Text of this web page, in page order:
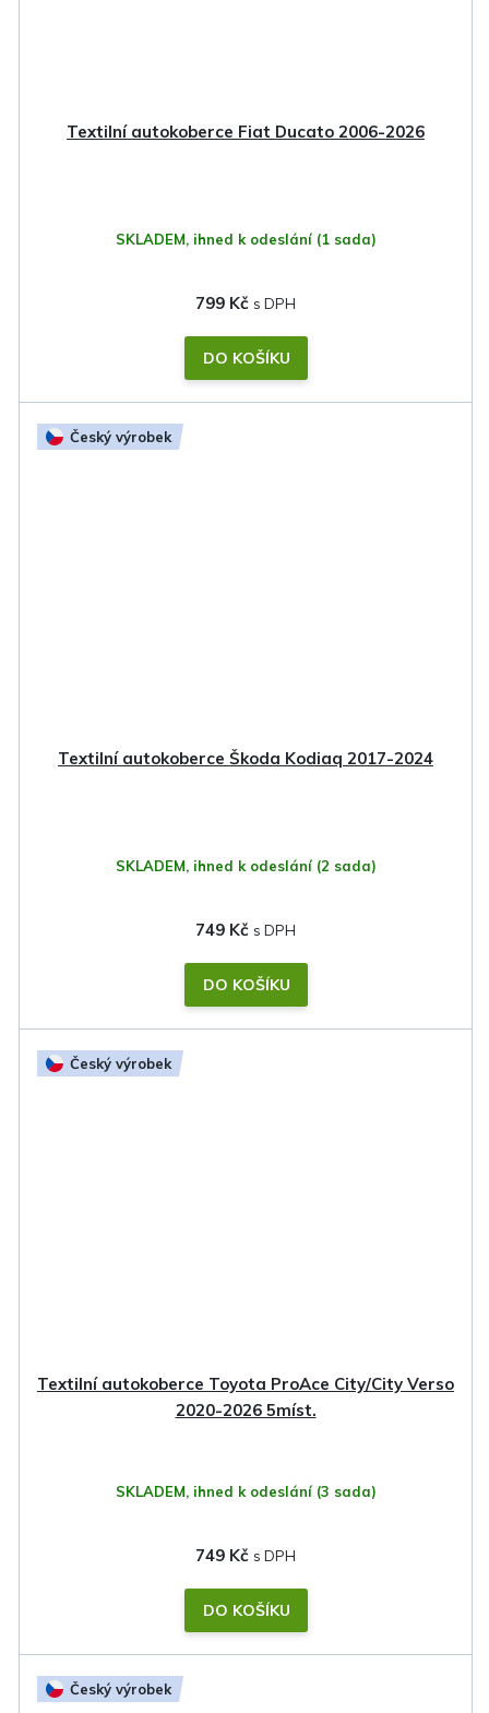
Textilní autokoberce Fiat Ducato 2006-2026
SKLADEM, ihned k odeslání (1 sada)
799 Kč
DO KOŠÍKU
Český výrobek
Textilní autokoberce Škoda Kodiaq 2017-2024
SKLADEM, ihned k odeslání (2 sada)
749 Kč
DO KOŠÍKU
Český výrobek
Textilní autokoberce Toyota ProAce City/City Verso
2020-2026 5míst.
SKLADEM, ihned k odeslání (3 sada)
749 Kč
DO KOŠÍKU
Český výrobek